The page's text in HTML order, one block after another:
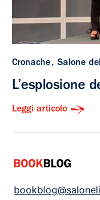
Cronache Salone
L’esplosione
Leggi articolo